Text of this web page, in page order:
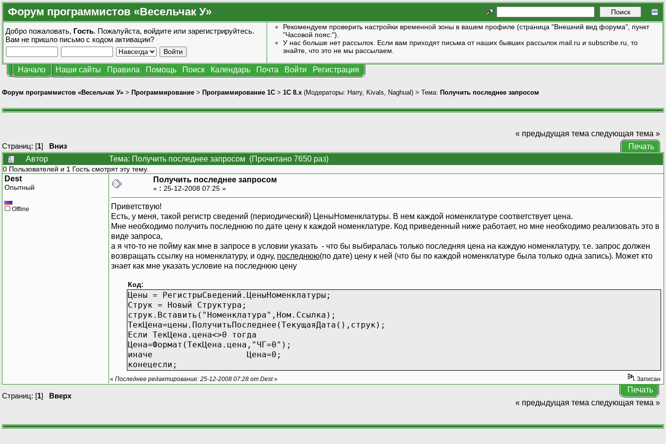
Форум программистов «Весельчак У»
Добро пожаловать, Гость. Пожалуйста, войдите или зарегистрируйтесь.
Вам не пришло письмо с кодом активации?
Рекомендуем проверить настройки временной зоны в вашем профиле (страница "Внешний вид форума", пункт
"Часовой пояс:").
У нас больше нет рассылок. Если вам приходят письма от наших бывших рассылок mail.ru и subscribe.ru, то
знайте, что это не мы рассылаем.
Начало Наши сайты Правила Помощь Поиск Календарь Почта Войти Регистрация
Форум программистов «Весельчак У» > Программирование > Программирование 1С > 1С 8.x (Модераторы: Harry, Kivals Naghual) > Тема: Получить последнее запросом
Страниц: [1] Вниз
« предыдущая тема следующая тема »
Печать
Автор
Тема: Получить последнее запросом (Прочитано 7650 раз)
0 Пользователей и 1 Гость смотрят эту тему.
Dest
Опытный
Offline
Получить последнее запросом
« : 25-12-2008 07:25 »
Приветствую!
Есть, у меня, такой регистр сведений (периодический) ЦеныНоменклатуры. В нем каждой номенклатуре соответствует цена.
Мне необходимо получить последнюю по дате цену к каждой номенклатуре. Код приведенный ниже работает, но мне необходимо реализовать это в
виде запроса,
а я что-то не пойму как мне в запросе в условии указать - что бы выбиралась только последняя цена на каждую номенклатуру, т.е. запрос должен
возвращать ссылку на номенклатуру, и одну, последнюю(по дате) цену к ней (что бы по каждой номенклатуре была только одна запись). Может кто
знает как мне указать условие на последнюю цену
Код:
Цены = РегистрыСведений.ЦеныНоменклатуры;
Струк = Новый Структура;
струк.Вставить("Номенклатура",Ном.Ссылка);
ТекЦена=цены.ПолучитьПоследнее(ТекущаяДата(),струк);
Если ТекЦена.цена<>0 тогда
Цена=Формат(ТекЦена.цена,"ЧГ=0");
иначе
Цена=0;
конецесли;
« Последнее редактирование: 25-12-2008 07:28 от Dest» Записан
Страниц: [1] Вверх
Печать
« предыдущая тема следующая тема »